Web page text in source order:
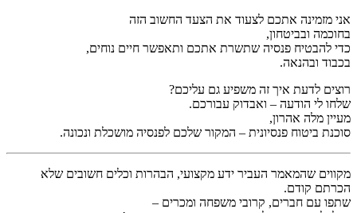
אני מזמינה אתכם לצעוד את הצעד החשוב הזה
בחוכמה ובביטחון,
כדי להבטיח פנסיה שתשרת אתכם ותאפשר חיים נוחים,
בכבוד ובהנאה.
רוצים לדעת איך זה משפיע גם עליכם?
שלחו לי הודעה – ואבדוק עבורכם.
מעיין מלה אהרון,
סוכנת ביטוח פנסיונית – המקור שלכם לפנסיה מושכלת ונכונה.
מקווים שהמאמר העביר ידע מקצועי, הבהרות וכלים חשובים שלא
הכרתם קודם.
שתפו עם חברים, קרובי משפחה ומכרים –